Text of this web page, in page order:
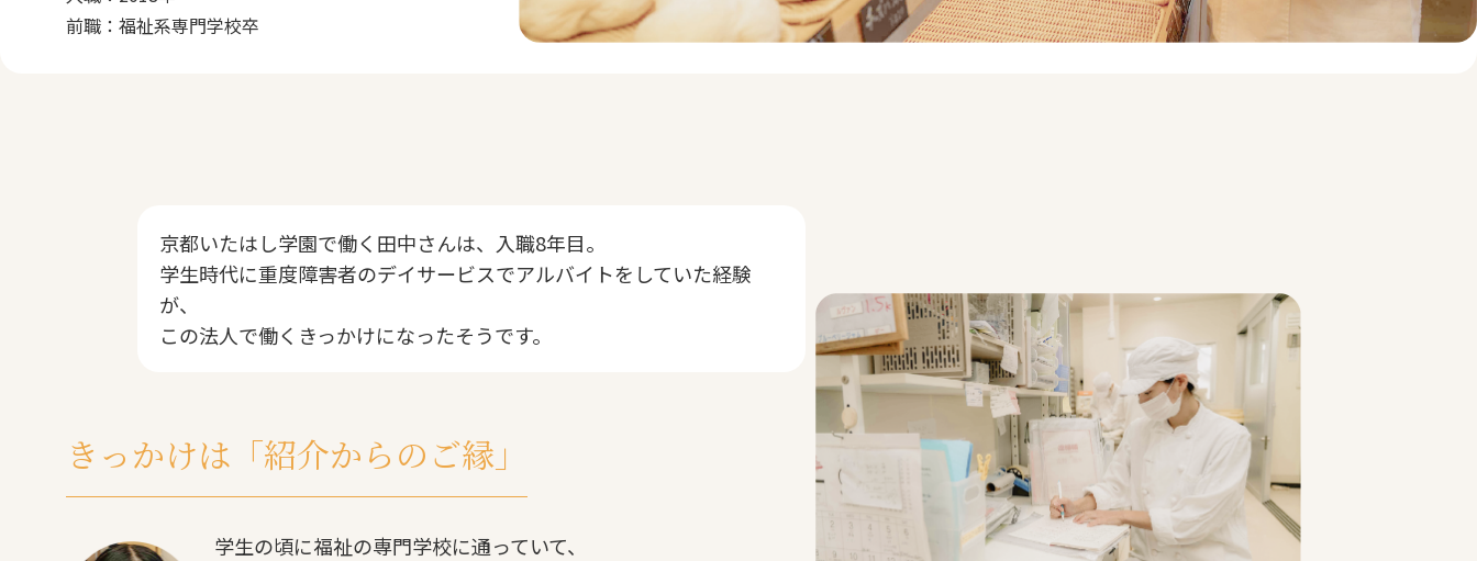
前職：福祉系専門学校卒
京都いたはし学園で働く田中さんは、入職8年目。
学生時代に重度障害者のデイサービスでアルバイトをしていた経験
が、
この法人で働くきっかけになったそうです。
きっかけは「紹介からのご縁」
学生の頃に福祉の専門学校に通っていて、